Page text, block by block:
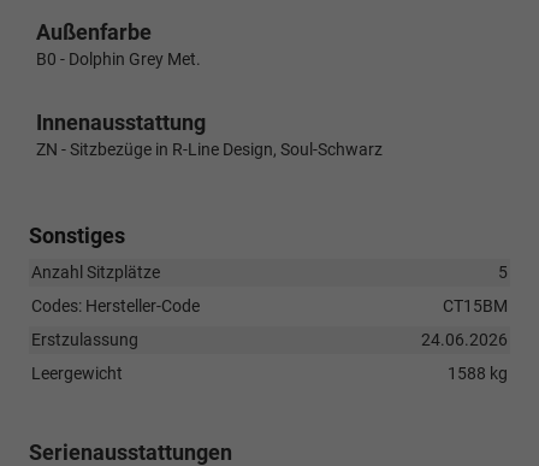
Außenfarbe
B0 - Dolphin Grey Met.
Innenausstattung
ZN - Sitzbezüge in R-Line Design, Soul-Schwarz
Sonstiges
Anzahl Sitzplätze
5
Codes: Hersteller-Code
CT15BM
Erstzulassung
24.06.2026
Leergewicht
1588 kg
Serienausstattungen